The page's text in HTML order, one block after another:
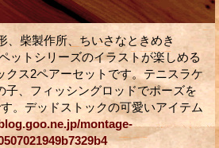
、柴製作所、ちいさなときめき
ットシリーズのイラストが楽しめる
クス2ペアーセットです。テニスラケ
子、フィッシングロッドでポーズを
。デッドストックの可愛いアイテム
montage-